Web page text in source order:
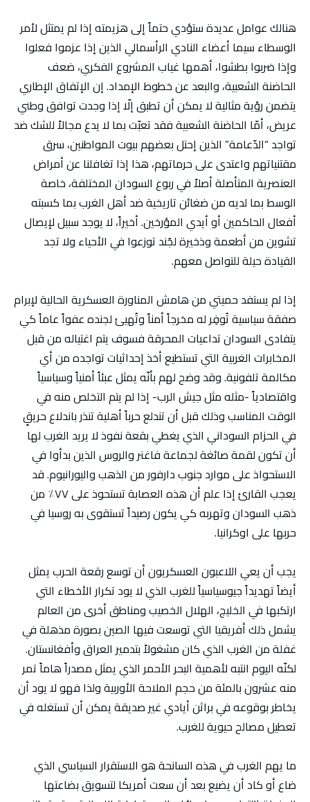
هنالك عوامل عديدة ستؤدي حتماً إلى هزيمته إذا لم يمتثل لأمر
الوسطاء سيما أعضاء النادي الرأسمالي الذين إذا عزموا فعلوا
وإذا ضربوا بطشوا، أهمها غياب المشروع الفكري، ضعف
الحاضنة الشعبية، والبعد عن خطوط الإمداد. إن الإتفاق الإطاري
يتضمن رؤية مثالية لا يمكن أن تطبق إلّا إذا وجدت توافق وطني
عريض، أمّا الحاضنة الشعبية فقد تعبّت بما لا يدع مجالاً للشك ضد
تواجد “الدّعامة” الذين إحتل بعضهم بيوت المواطنين، سرق
مقتنياتهم واعتدى على حرماتهم، هذا إذا تغافلنا عن أمراض
العنصرية المتأصلة أصلاً في ربوع السودان المختلفة، خاصة
الوسط بما لديه من ضغائن تاريخية ضد أهل الغرب بما كسبته
أفعال الحاكمين أو أيدي المؤرخين. أخيراً، لا يوجد سبيل لإيصال
تشوين من أطعمة وذخيرة لجُند توزعوا في الأحياء ولا تجد
القيادة حيلة للتواصل معهم.
إذا لم يستفد حميتي من هامش المناورة العسكرية الحالية لإبرام
صفقة سياسية تُوفِر له مخرجاً أمناً وتُهيئ لجنده عفواً عاماً كي
يتفادى السودان تداعيات المحرقة فسوف يتم اغتياله من قبل
المخابرات الغربية التي تستطيع أخذ إحداثيات تواجده من أي
مكالمة تلفونية. وقد وضح لهم بأنّه يمثل عبئاً أمنياً وسياسياً
واقتصادياً -مثله مثل جيش الرب- إذا لم يتم التخلص منه في
الوقت المناسب وذلك قبل أن تندلع حرباً أهلية تنذر باندلاع حريقٍ
في الحزام السوداني الذي يغطي بقعة نفوذ لا يريد الغرب لها
أن تكون لقمة صائغة لجماعة فاغنر والروس الذين بدأوا في
الاستحواذ على موارد جنوب دارفور من الذهب واليورانيوم. قد
يعجب القارئ إذا علم أن هذه العصابة تستحوذ على ٧٧٪؜ من
ذهب السودان وتهربه كي يكون رصيداً تستقوى به روسيا في
حربها على اوكرانيا.
يجب أن يعي اللاعبون العسكريون أن توسع رقعة الحرب يمثل
أيضاً تهديداً جيوسياسياً للغرب الذي لا يود تكرار الأخطاء التي
ارتكبها في الخليج، الهلال الخصيب ومناطق أخرى من العالم
يشمل ذلك أفريقيا التي توسعت فيها الصين بصورة مذهلة في
غفلة من الغرب الذي كان مشغولاً بتدمير العراق وأفغانستان.
لكنّه اليوم انتبه لأهمية البحر الأحمر الذي يمثل مصدراً هاماً تمر
منه عشرون بالمئة من حجم الملاحة الأوربية ولذا فهو لا يود أن
يخاطر بوقوعه في براثن أيادي غير صديقة يمكن أن تستغله في
تعطيل مصالح حيوية للغرب.
ما يهم الغرب في هذه السانحة هو الاستقرار السياسي الذي
ضاع أو كاد أن يضيع بعد أن سعت أمريكا لتسويق بضاعتها